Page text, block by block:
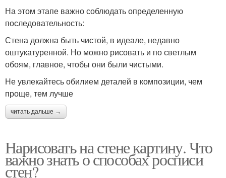
На этом этапе важно соблюдать определенную
последовательность:
Стена должна быть чистой, в идеале, недавно
оштукатуренной. Но можно рисовать и по светлым
обоям, главное, чтобы они были чистыми.
Не увлекайтесь обилием деталей в композиции, чем
проще, тем лучше
читать дальше →
Нарисовать на стене картину. Что
важно знать о способах росписи
стен?